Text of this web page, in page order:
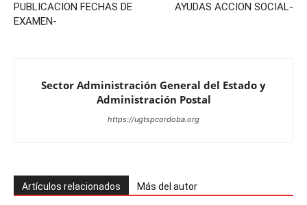
PUBLICACION FECHAS DE
EXAMEN-
AYUDAS ACCION SOCIAL-
Sector Administración General del Estado y
Administración Postal
https://ugtspcordoba.org
Artículos relacionados Más del autor